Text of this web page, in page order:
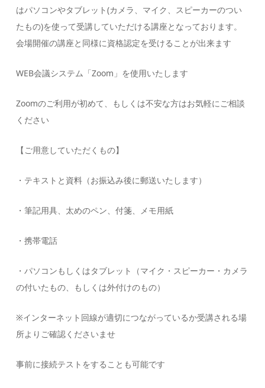
はパソコンやタブレット(カメラ、マイク、スピーカーのつい
たもの)を使って受講していただける講座となっております。
会場開催の講座と同様に資格認定を受けることが出来ます
WEB会議システム「Zoom」を使用いたします
Zoomのご利用が初めて、もしくは不安な方はお気軽にご相談
ください
【ご用意していただくもの】
・テキストと資料（お振込み後に郵送いたします）
・筆記用具、太めのペン、付箋、メモ用紙
・携帯電話
・パソコンもしくはタブレット（マイク・スピーカー・カメラ
の付いたもの、もしくは外付けのもの）
※インターネット回線が適切につながっているか受講される場
所よりご確認くださいませ
事前に接続テストをすることも可能です